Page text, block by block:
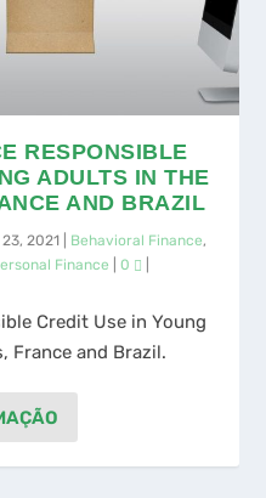
RESPONSIBLE
ADULTS IN THE
AND BRAZIL
|
Personal Finance | |
Credit Use in Young
France and Brazil.